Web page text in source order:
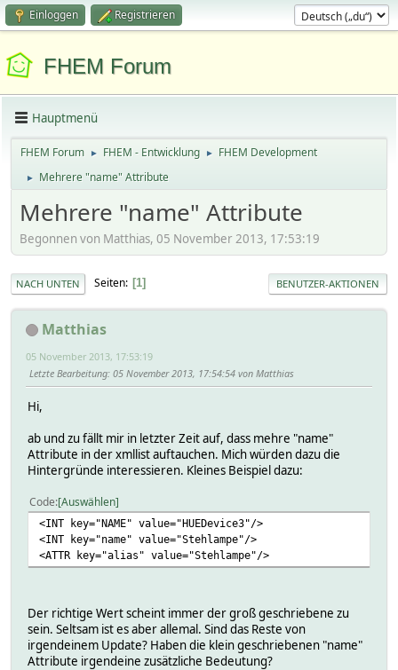
Einloggen Registrieren
FHEM Forum
Hauptmenü
FHEM Forum ► FHEM - Entwicklung ► FHEM Development
► Mehrere "name" Attribute
Mehrere "name" Attribute
Begonnen von Matthias, 05 November 2013, 17:53:19
NACH UNTEN Seiten 1 BENUTZER-AKTIONEN
Matthias
05 November 2013, 17:53:19
Letzte Bearbeitung: 05 November 2013, 17:54:54 von Matthias
Hi,
ab und zu fällt mir in letzter Zeit auf, dass mehre "name"
Attribute in der xmllist auftauchen. Mich würden dazu die
Hintergründe interessieren. Kleines Beispiel dazu:
Code Auswählen
<INT key="NAME" value="HUEDevice3"/>
<INT key="name" value="Stehlampe"/>
<ATTR key="alias" value="Stehlampe"/>
Der richtige Wert scheint immer der groß geschriebene zu
sein. Seltsam ist es aber allemal. Sind das Reste von
irgendeinem Update? Haben die klein geschriebenen "name"
Attribute irgendeine zusätzliche Bedeutung?